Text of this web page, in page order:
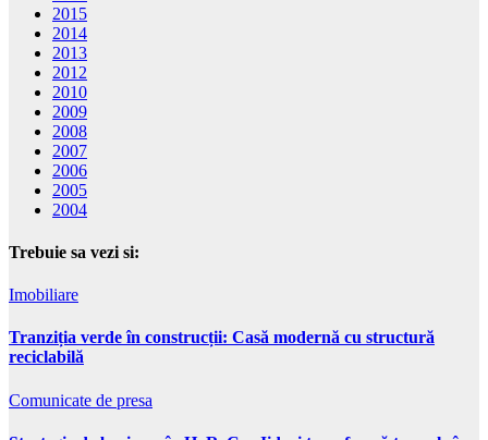
2015
2014
2013
2012
2010
2009
2008
2007
2006
2005
2004
Trebuie sa vezi si:
Imobiliare
Tranziția verde în construcții: Casă modernă cu structură
reciclabilă
Comunicate de presa